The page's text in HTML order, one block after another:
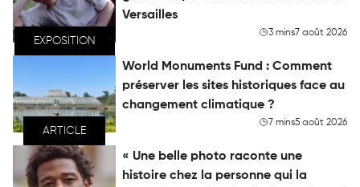
EXPOSITION
Versailles
3 mins7 août 2026
ARTICLE
World Monuments Fund : Comment
préserver les sites historiques face au
changement climatique ?
7 mins5 août 2026
« Une belle photo raconte une
histoire chez la personne qui la